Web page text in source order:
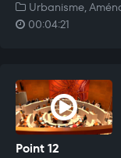
Urbanisme,
00:04:21
Point 12